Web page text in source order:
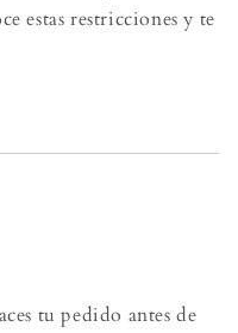
estas restricciones y te
tu pedido antes de